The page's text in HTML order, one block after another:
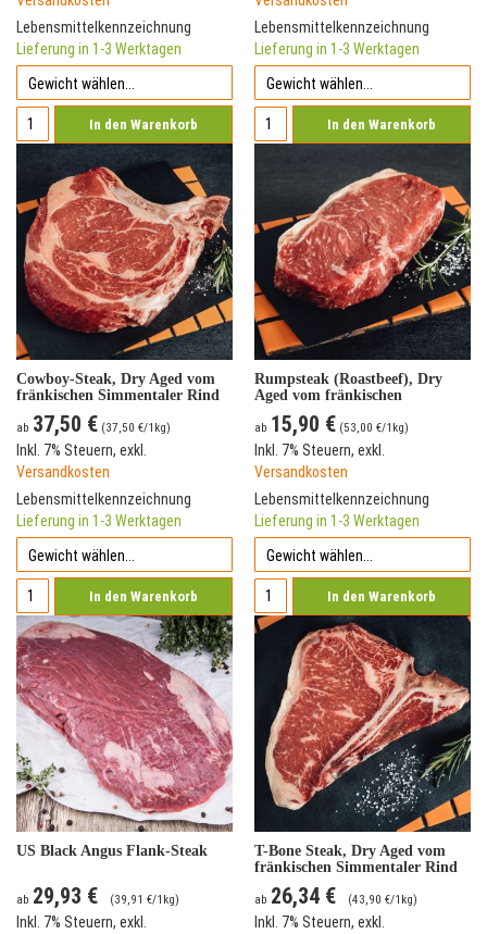
Lebensmittelkennzeichnung
Lieferung in 1-3 Werktagen
In den Warenkorb
Lebensmittelkennzeichnung
Lieferung in 1-3 Werktagen
In den Warenkorb
Cowboy-Steak, Dry Aged vom
fränkischen Simmentaler Rind
ab 37,50 € (37,50 €/1kg)
Inkl. 7% Steuern, exkl.
Versandkosten
Lebensmittelkennzeichnung
Lieferung in 1-3 Werktagen
In den Warenkorb
Rumpsteak (Roastbeef), Dry
Aged vom fränkischen
Simmentaler Rind
ab 15,90 € (53,00 €/1kg)
Inkl. 7% Steuern, exkl.
Versandkosten
Lebensmittelkennzeichnung
Lieferung in 1-3 Werktagen
In den Warenkorb
US Black Angus Flank-Steak
ab 29,93 € (39,91 €/1kg)
Inkl. 7% Steuern, exkl.
T-Bone Steak, Dry Aged vom
fränkischen Simmentaler Rind
ab 26,34 € (43,90 €/1kg)
Inkl. 7% Steuern, exkl.